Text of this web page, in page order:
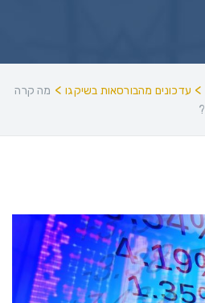
> עדכונים מהבורסאות בשיקגו> מה קרה